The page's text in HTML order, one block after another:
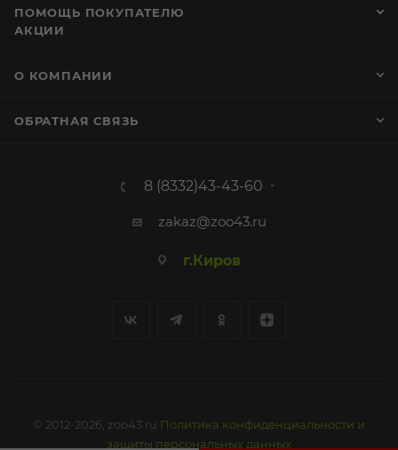
ПОМОЩЬ ПОКУПАТЕЛЮ
АКЦИИ
О КОМПАНИИ
ОБРАТНАЯ СВЯЗЬ
8 (8332)43-43-60
zakaz@zoo43.ru
г.Киров
© 2012-2026, zoo43.ru Политика конфиденциальности и
защиты персональных данных